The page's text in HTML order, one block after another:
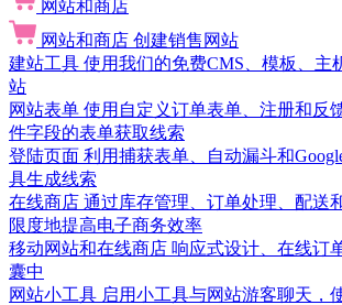
网站和商店
网站和商店 创建销售网站
建站工具 使用我们的免费CMS、模板、主
站
网站表单 使用自定义订单表单、注册和反
件字段的表单获取线索
登陆页面 利用捕获表单、自动漏斗和
具生成线索
在线商店 通过库存管理、订单处理、配送
限度地提高电子商务效率
移动网站和在线商店 响应式设计、在线订
囊中
网站小工具 启用小工具与网站游客聊天，